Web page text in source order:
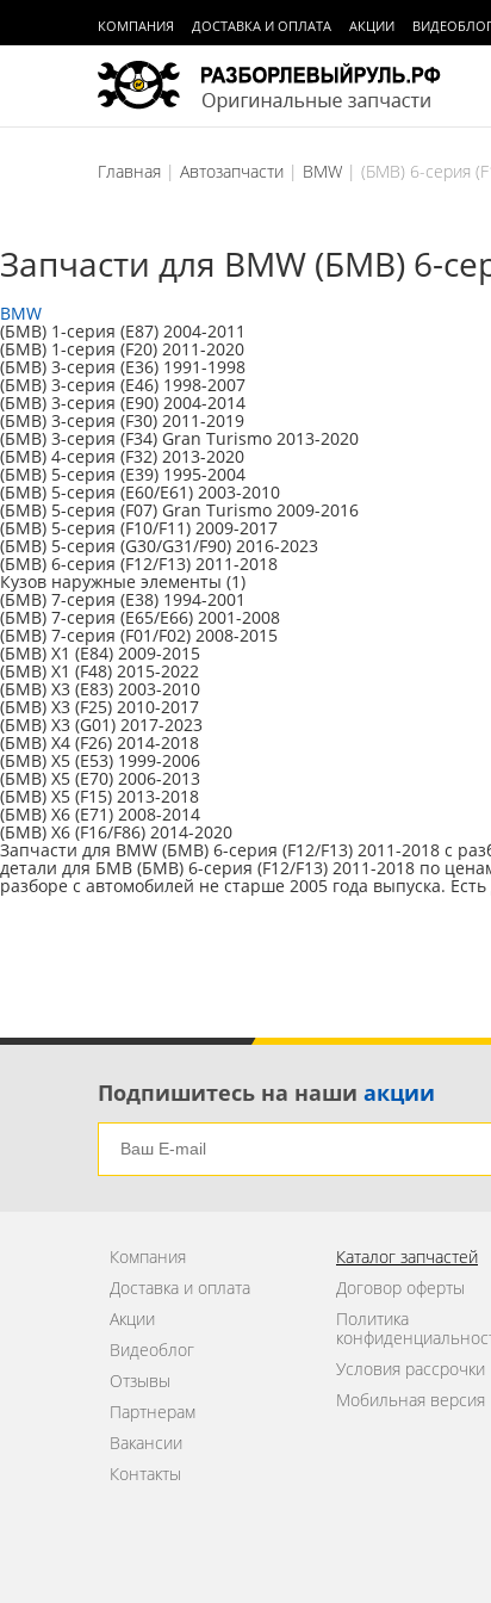
КОМПАНИЯ ДОСТАВКА И ОПЛАТА АКЦИИ
Главная Автозапчасти BMW (БМВ) 6-серия
Запчасти для BMW (БМВ) 6-
BMW
(БМВ) 1-серия (E87) 2004-2011
(БМВ) 1-серия (F20) 2011-2020
(БМВ) 3-серия (E36) 1991-1998
(БМВ) 3-серия (E46) 1998-2007
(БМВ) 3-серия (E90) 2004-2014
(БМВ) 3-серия (F30) 2011-2019
(БМВ) 3-серия (F34) Gran Turismo 2013-2020
(БМВ) 4-серия (F32) 2013-2020
(БМВ) 5-серия (E39) 1995-2004
(БМВ) 5-серия (E60/E61) 2003-2010
(БМВ) 5-серия (F07) Gran Turismo 2009-2016
(БМВ) 5-серия (F10/F11) 2009-2017
(БМВ) 5-серия (G30/G31/F90) 2016-2023
(БМВ) 6-серия (F12/F13) 2011-2018
Кузов наружные элементы (1)
(БМВ) 7-серия (E38) 1994-2001
(БМВ) 7-серия (E65/E66) 2001-2008
(БМВ) 7-серия (F01/F02) 2008-2015
(БМВ) X1 (E84) 2009-2015
(БМВ) X1 (F48) 2015-2022
(БМВ) X3 (E83) 2003-2010
(БМВ) X3 (F25) 2010-2017
(БМВ) X3 (G01) 2017-2023
(БМВ) X4 (F26) 2014-2018
(БМВ) X5 (E53) 1999-2006
(БМВ) X5 (E70) 2006-2013
(БМВ) X5 (F15) 2013-2018
(БМВ) X6 (E71) 2008-2014
(БМВ) X6 (F16/F86) 2014-2020
Запчасти для BMW (БМВ) 6-серия (F12/F13) 2011-2018 с
детали для БМВ (БМВ) 6-серия (F12/F13) 2011-2018 по
разборе с автомобилей не старше 2005 года выпуска.
Подпишитесь на наши акции
Компания
Доставка и оплата
Акции
Видеоблог
Отзывы
Партнерам
Вакансии
Контакты
Каталог запчастей
Договор оферты
Политика
Условия рассрочки
Мобильная версия